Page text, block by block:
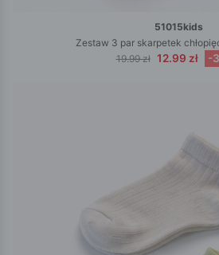
51015kids
Zestaw 3 par skarpetek
19.99 zł 12.99 zł -